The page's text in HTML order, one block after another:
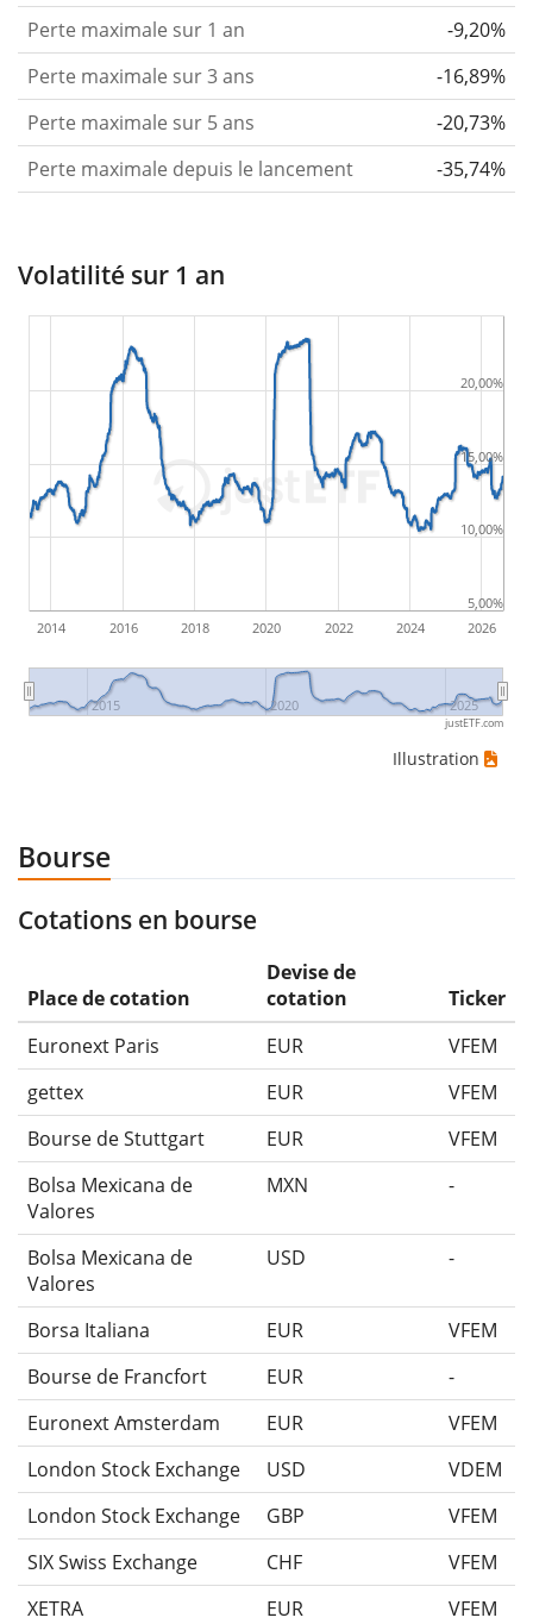
Perte maximale sur 1 an
-9,20%
Perte maximale sur 3 ans
-16,89%
Perte maximale sur 5 ans
-20,73%
Perte maximale depuis le lancement
-35,74%
Volatilité sur 1 an
2014 2016 2018 2020 2022 2024 2026
2015 2020 2025
5,00%
10,00%
15,00%
20,00%
justETF.com
Illustration
Bourse
Cotations en bourse
Place de cotation
Devise de
cotation
Ticker
Euronext Paris
EUR
VFEM
gettex
EUR
VFEM
Bourse de Stuttgart
EUR
VFEM
Bolsa Mexicana de
Valores
MXN -
Bolsa Mexicana de
Valores
USD -
Borsa Italiana EUR
VFEM
Bourse de Francfort
EUR
-
Euronext Amsterdam
EUR
VFEM
London Stock Exchange
USD
VDEM
London Stock Exchange
GBP
VFEM
SIX Swiss Exchange
CHF
VFEM
XETRA
EUR VFEM